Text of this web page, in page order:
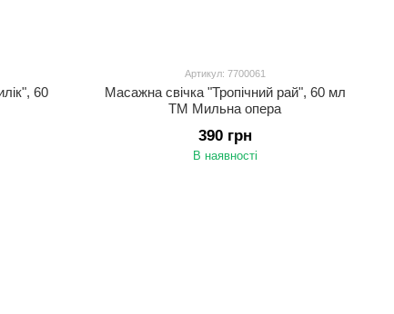
60
Артикул: 7700061
Масажна свічка "Тропічний рай", 60 мл
ТМ Мильна опера
390 грн
В наявності